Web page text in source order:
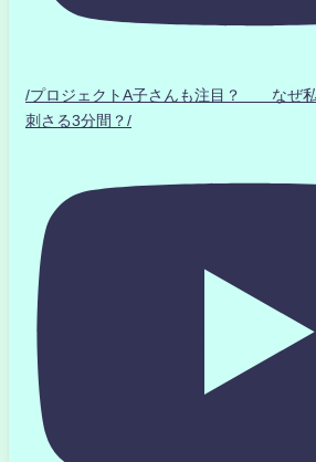
/プロジェクトA子さんも注目？ なぜ私
刺さる3分間？/